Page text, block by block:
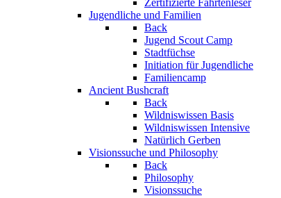
Jugendliche und Familien
Back
Jugend Scout Camp
Stadtfüchse
Initiation für Jugendliche
Familiencamp
Ancient Bushcraft
Back
Wildniswissen Basis
Wildniswissen Intensive
Natürlich Gerben
Visionssuche und Philosophy
Back
Philosophy
Visionssuche